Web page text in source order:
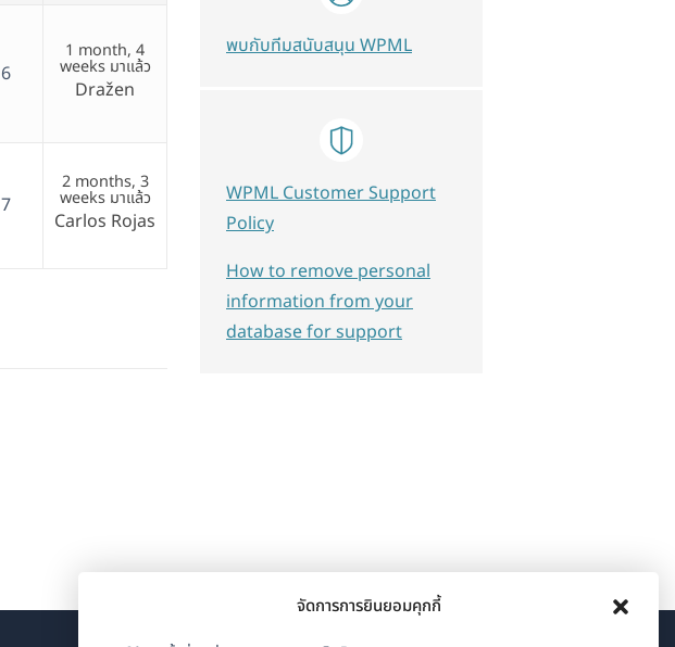
จัดการการยินยอมคุกกี้
6
1 month, 4
weeks มาแล้ว
Dražen
7
2 months, 3
weeks มาแล้ว
Carlos Rojas
พบกับทีมสนับสนุน WPML
WPML Customer Support
Policy
How to remove personal
information from your
database for support